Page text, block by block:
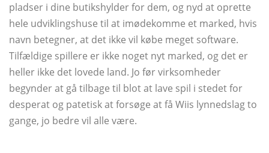
pladser i dine butikshylder for dem, og nyd at oprette
hele udviklingshuse til at imødekomme et marked, hvis
navn betegner, at det ikke vil købe meget software.
Tilfældige spillere er ikke noget nyt marked, og det er
heller ikke det lovede land. Jo før virksomheder
begynder at gå tilbage til blot at lave spil i stedet for
desperat og patetisk at forsøge at få Wiis lynnedslag to
gange, jo bedre vil alle være.